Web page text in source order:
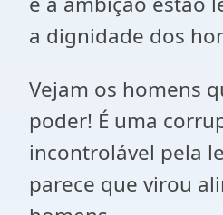
a dignidade dos
Vejam os homens
poder! É uma
incontrolável pela
parece que virou